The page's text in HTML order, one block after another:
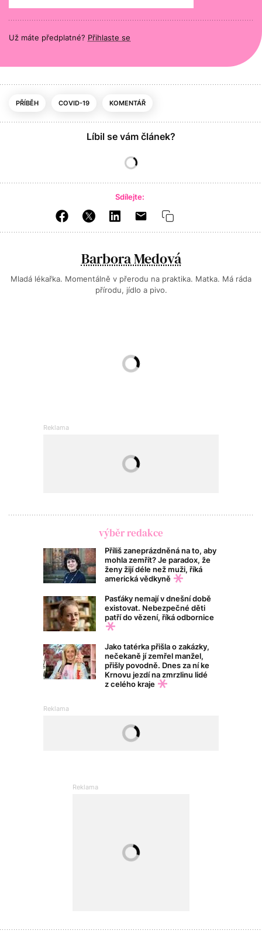
Už máte předplatné? Přihlaste se
PŘÍBĚH COVID-19 KOMENTÁŘ
Líbil se vám článek?
Sdílejte:
Barbora Medová
Mladá lékařka. Momentálně v přerodu na praktika. Matka. Má ráda
přírodu, jídlo a pivo.
výběr redakce
Příliš zaneprázdněná na to, aby
mohla zemřít? Je paradox, že
ženy žijí déle než muži, říká
americká vědkyně
Pasťáky nemají v dnešní době
existovat. Nebezpečné děti
patří do vězení, říká odbornice
Jako tatérka přišla o zakázky,
nečekaně jí zemřel manžel,
přišly povodně. Dnes za ní ke
Krnovu jezdí na zmrzlinu lidé
z celého kraje